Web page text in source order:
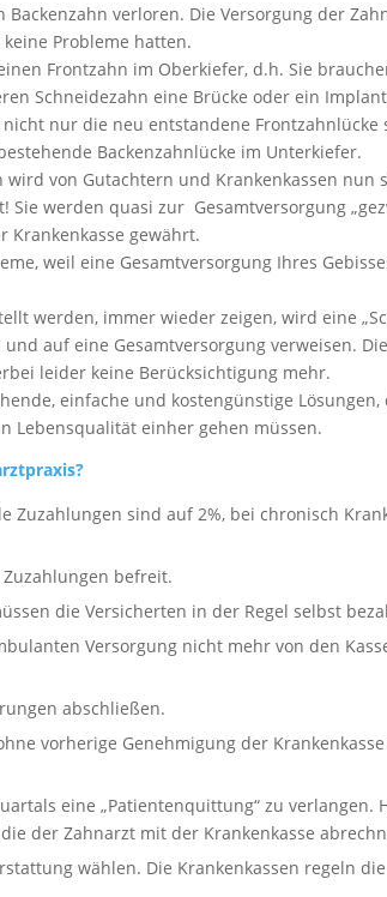
verloren. Die Versorgung der
Probleme hatten.
Frontzahn im Oberkiefer, d.h. Sie
Schneidezahn eine Brücke oder ein
nur die neu entstandene Frontzahnlücke
Backenzahnlücke im Unterkiefer.
von Gutachtern und Krankenkassen nun
werden quasi zur Gesamtversorgung
Krankenkasse gewährt.
weil eine Gesamtversorgung Ihres
werden, immer wieder zeigen, wird eine
auf eine Gesamtversorgung verweisen. Die
leider keine Berücksichtigung mehr.
einfache und kostengünstige
Lebensqualität einher gehen müssen.
Zuzahlungen sind auf 2%, bei chronisch
befreit.
die Versicherten in der Regel selbst
Versorgung nicht mehr von den
abschließen.
vorherige Genehmigung der
eine „Patientenquittung“ zu verlangen.
der Zahnarzt mit der Krankenkasse
wählen. Die Krankenkassen regeln die